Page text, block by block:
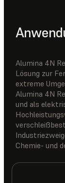
Alumina 4N
Lösung zur
extreme
Alumina 4N
und als
Chemie- und